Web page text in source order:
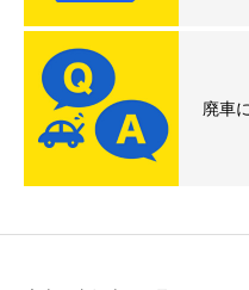
廃車